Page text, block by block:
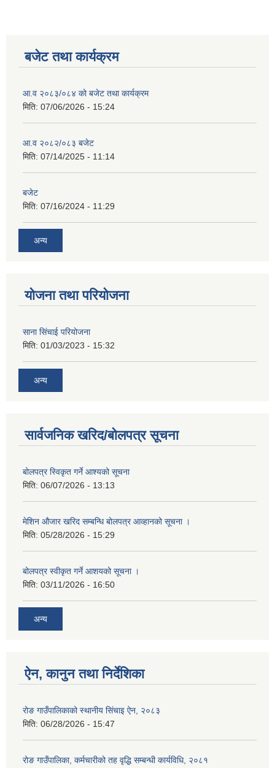
बजेट तथा कार्यक्रम
आ.व २०८३/०८४ को बजेट तथा कार्यक्रम
मिति: 07/06/2026 - 15:24
आ.व २०८२/०८३ बजेट
मिति: 07/14/2025 - 11:14
बजेट
मिति: 07/16/2024 - 11:29
अन्य
योजना तथा परियोजना
साना सिंचाई परियोजना
मिति: 01/03/2023 - 15:32
अन्य
सार्वजनिक खरिद/बोलपत्र सूचना
बोलपत्र स्विकृत गर्ने आश्यको सूचना
मिति: 06/07/2026 - 13:13
मेशिन औजार खरिद सम्बन्धि बोलपत्र आव्हानको सूचना ।
मिति: 05/28/2026 - 15:29
बोलपत्र स्वीकृत गर्ने आशयको सूचना ।
मिति: 03/11/2026 - 16:50
अन्य
ऐन, कानुन तथा निर्देशिका
रोङ गाउँपालिकाको स्थानीय सिंचाइ ऐन, २०८३
मिति: 06/28/2026 - 15:47
रोङ गाउँपालिका, कर्मचारीको तह वृद्धि सम्बन्धी कार्यविधि, २०८१